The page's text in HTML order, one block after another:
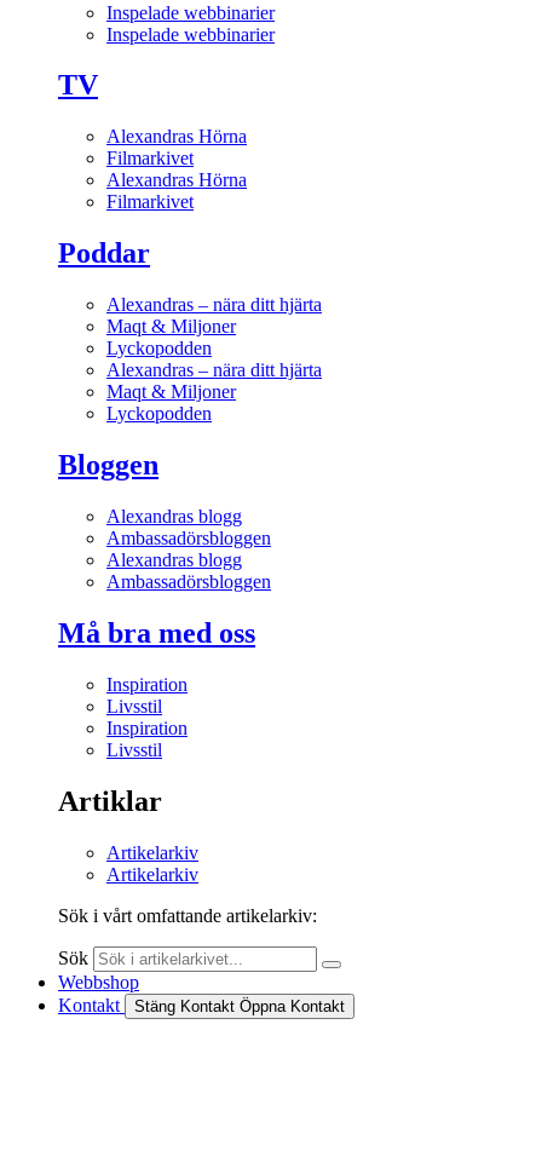
Inspelade webbinarier
Inspelade webbinarier
TV
Alexandras Hörna
Filmarkivet
Alexandras Hörna
Filmarkivet
Poddar
Alexandras – nära ditt hjärta
Maqt & Miljoner
Lyckopodden
Alexandras – nära ditt hjärta
Maqt & Miljoner
Lyckopodden
Bloggen
Alexandras blogg
Ambassadörsbloggen
Alexandras blogg
Ambassadörsbloggen
Må bra med oss
Inspiration
Livsstil
Inspiration
Livsstil
Artiklar
Artikelarkiv
Artikelarkiv
Sök i vårt omfattande artikelarkiv:
Sök
Webbshop
Kontakt
Stäng Kontakt Öppna Kontakt